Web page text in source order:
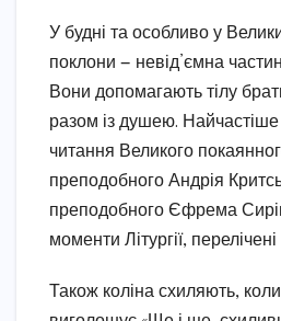
У будні та особливо у
поклони — невід’ємна
Вони допомагають тілу
разом із душею. Найчастіше
читання Великого
преподобного Андрія
преподобного Єфрема
моменти Літургії,
Також коліна схиляють,